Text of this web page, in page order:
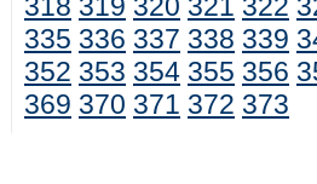
335 336 337 338 339
352 353 354 355 356
369 370 371 372 373